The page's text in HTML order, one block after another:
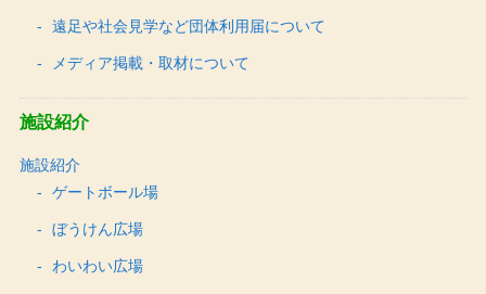
遠足や社会見学など団体利用届について
メディア掲載・取材について
施設紹介
施設紹介
ゲートボール場
ぼうけん広場
わいわい広場